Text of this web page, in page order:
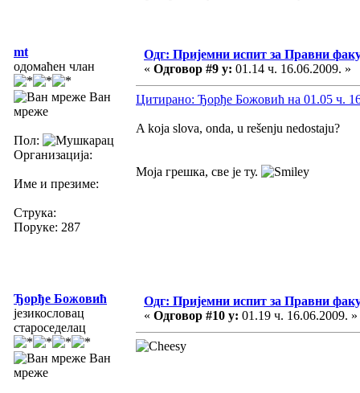
mt
одомаћен члан
Ван
мреже
Пол:
Организација:
Име и презиме:
Струка:
Поруке: 287
Одг: Пријемни испит за Правни
« Одговор #9 у: 01.14 ч. 16.06.2009. »
Цитирано: Ђорђе Божовић на 01.05 ч.
A koja slova, onda, u rešenju nedostaju?
Моја грешка, све је ту.
Ђорђе Божовић
језикословац
староседелац
Ван
мреже
Одг: Пријемни испит за Правни
« Одговор #10 у: 01.19 ч. 16.06.2009. »